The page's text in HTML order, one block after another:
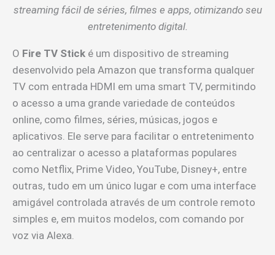
streaming fácil de séries, filmes e apps, otimizando seu
entretenimento digital.
O Fire TV Stick é um dispositivo de streaming
desenvolvido pela Amazon que transforma qualquer
TV com entrada HDMI em uma smart TV, permitindo
o acesso a uma grande variedade de conteúdos
online, como filmes, séries, músicas, jogos e
aplicativos. Ele serve para facilitar o entretenimento
ao centralizar o acesso a plataformas populares
como Netflix, Prime Video, YouTube, Disney+, entre
outras, tudo em um único lugar e com uma interface
amigável controlada através de um controle remoto
simples e, em muitos modelos, com comando por
voz via Alexa.